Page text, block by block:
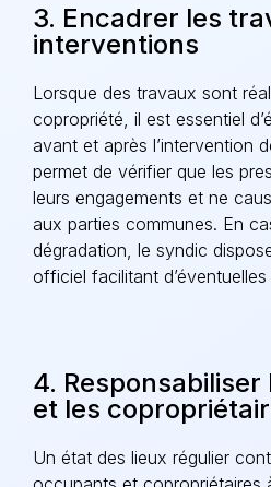
3. Encadrer les
interventions
Lorsque des travaux sont
copropriété, il est essentiel
avant et après l’intervention
permet de vérifier que les
leurs engagements et ne
aux parties communes. En
dégradation, le syndic
officiel facilitant
4.
et les
Un état des lieux régulier